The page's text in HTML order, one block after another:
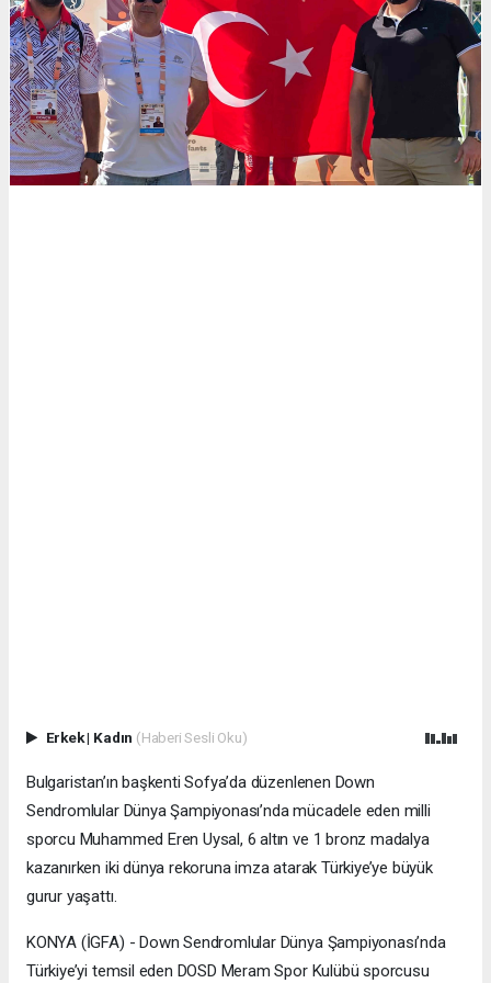
Erkek| Kadın (Haberi Sesli Oku)
Bulgaristan’ın başkenti Sofya’da düzenlenen Down
Sendromlular Dünya Şampiyonası’nda mücadele eden milli
sporcu Muhammed Eren Uysal, 6 altın ve 1 bronz madalya
kazanırken iki dünya rekoruna imza atarak Türkiye’ye büyük
gurur yaşattı.
KONYA (İGFA) - Down Sendromlular Dünya Şampiyonası’nda
Türkiye’yi temsil eden DOSD Meram Spor Kulübü sporcusu